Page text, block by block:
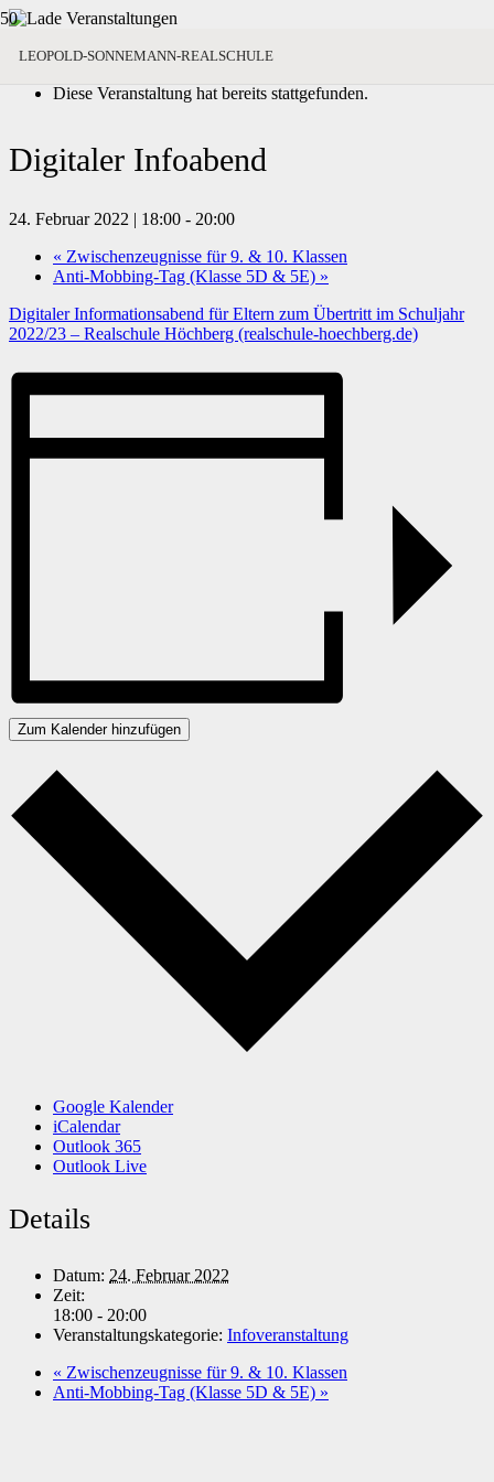
LEOPOLD-SONNEMANN-REALSCHULE
« Alle Veranstaltungen
Diese Veranstaltung hat bereits stattgefunden.
Digitaler Infoabend
24. Februar 2022 | 18:00 - 20:00
« Zwischenzeugnisse für 9. & 10. Klassen
Anti-Mobbing-Tag (Klasse 5D & 5E) »
Digitaler Informationsabend für Eltern zum Übertritt im Schuljahr
2022/23 – Realschule Höchberg (realschule-hoechberg.de)
Zum Kalender hinzufügen
Google Kalender
iCalendar
Outlook 365
Outlook Live
Details
Datum: 24. Februar 2022
Zeit:
18:00 - 20:00
Veranstaltungskategorie: Infoveranstaltung
« Zwischenzeugnisse für 9. & 10. Klassen
Anti-Mobbing-Tag (Klasse 5D & 5E) »